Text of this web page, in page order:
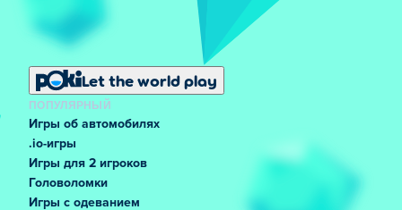
Let the world play
ПОПУЛЯРНЫЙ
Игры об автомобилях
.io-игры
Игры для 2 игроков
Головоломки
Игры с одеванием